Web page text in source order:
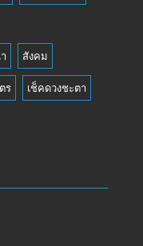
สังคม
ร เช็คดวงชะตา